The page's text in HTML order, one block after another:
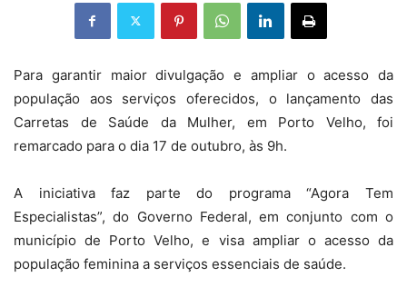
Para garantir maior divulgação e ampliar o acesso da
população aos serviços oferecidos, o lançamento das
Carretas de Saúde da Mulher, em Porto Velho, foi
remarcado para o dia 17 de outubro, às 9h.
A iniciativa faz parte do programa “Agora Tem
Especialistas”, do Governo Federal, em conjunto com o
município de Porto Velho, e visa ampliar o acesso da
população feminina a serviços essenciais de saúde.